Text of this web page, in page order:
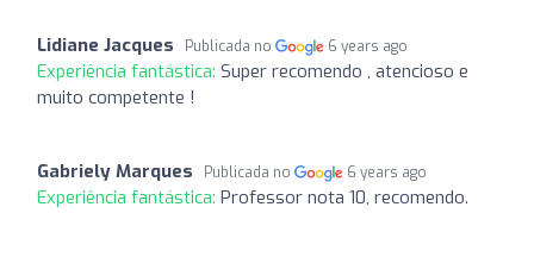
Lidiane Jacques Publicada no 6 years ago
Experiência fantástica: Super recomendo , atencioso e
muito competente !
Gabriely Marques Publicada no 6 years ago
Experiência fantástica: Professor nota 10, recomendo.